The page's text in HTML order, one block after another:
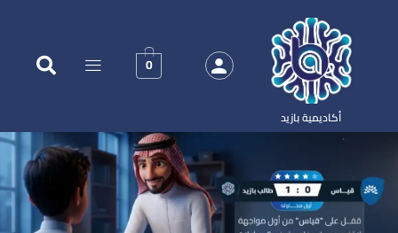
أكاديمية بازيد
0